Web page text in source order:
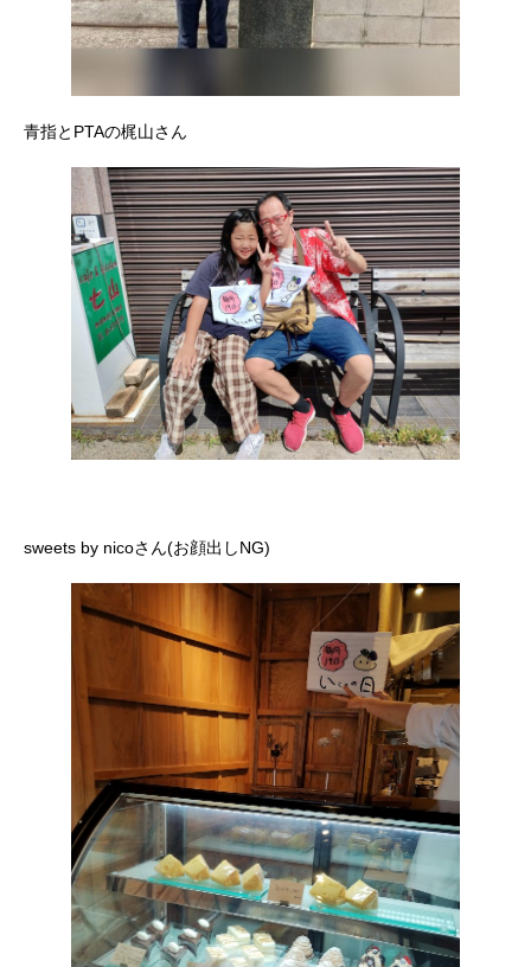
青指とPTAの梶山さん
sweets by nicoさん(お顔出しNG)